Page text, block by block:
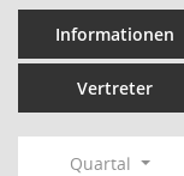
Informationen
Vertreter
Quartal